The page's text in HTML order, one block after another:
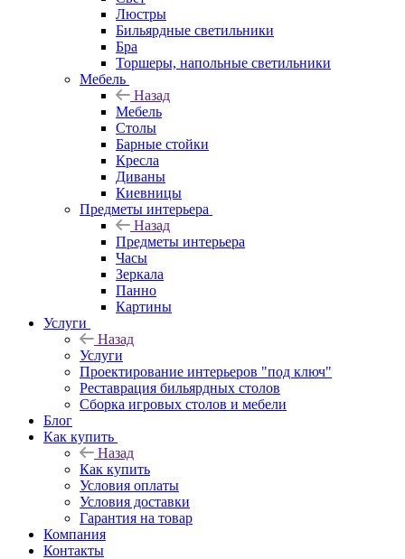
Люстры
Бильярдные светильники
Бра
Торшеры, напольные светильники
Мебель
Назад
Мебель
Столы
Барные стойки
Кресла
Диваны
Киевницы
Предметы интерьера
Назад
Предметы интерьера
Часы
Зеркала
Панно
Картины
Услуги
Назад
Услуги
Проектирование интерьеров "под ключ"
Реставрация бильярдных столов
Сборка игровых столов и мебели
Блог
Как купить
Назад
Как купить
Условия оплаты
Условия доставки
Гарантия на товар
Компания
Контакты